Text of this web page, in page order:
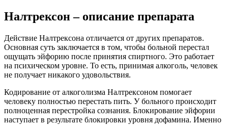
Налтрексон – описание препарата
Действие Налтрексона отличается от других препаратов.
Основная суть заключается в том, чтобы больной перестал
ощущать эйфорию после принятия спиртного. Это работает
на психическом уровне. То есть, принимая алкоголь, человек
не получает никакого удовольствия.
Кодирование от алкоголизма Налтрексоном помогает
человеку полностью перестать пить. У больного происходит
полноценная перестройка сознания. Блокирование эйфории
наступает в результате блокировки уровня дофамина. Именно